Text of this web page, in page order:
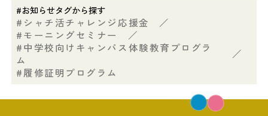
#お知らせタグから探す
シャチ活チャレンジ応援金
／
モーニングセミナー
／
中学校向けキャンパス体験教育プログラ
ム
／
履修証明プログラム